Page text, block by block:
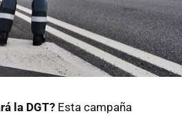
la DGT? Esta campaña